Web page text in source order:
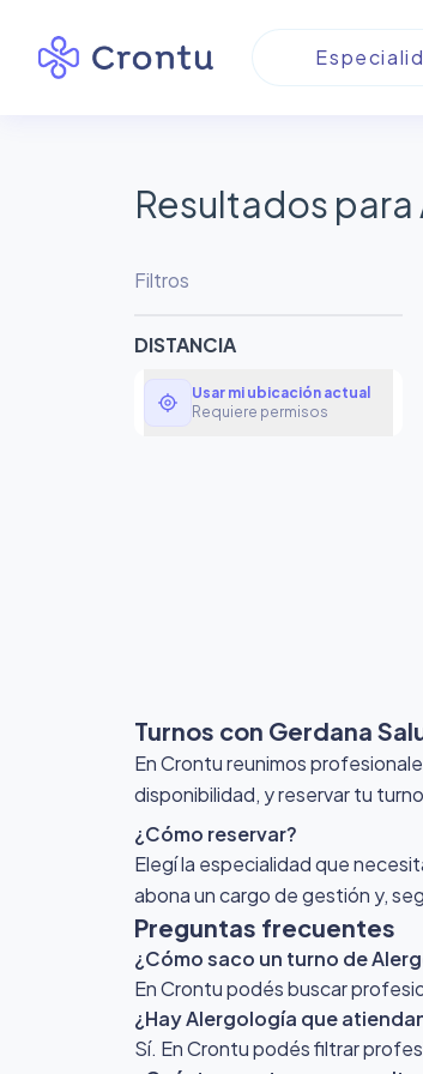
Resultados para
Filtros
DISTANCIA
my_location
Usar mi ubicación actual
Requiere permisos
Turnos con Gerdana
En Crontu reunimos
disponibilidad, y reservar tu
¿Cómo reservar?
Elegí la especialidad que
abona un cargo de gestión y,
Preguntas frecuentes
¿Cómo saco un turno de
En Crontu podés buscar
¿Hay Alergología que
Sí. En Crontu podés filtrar